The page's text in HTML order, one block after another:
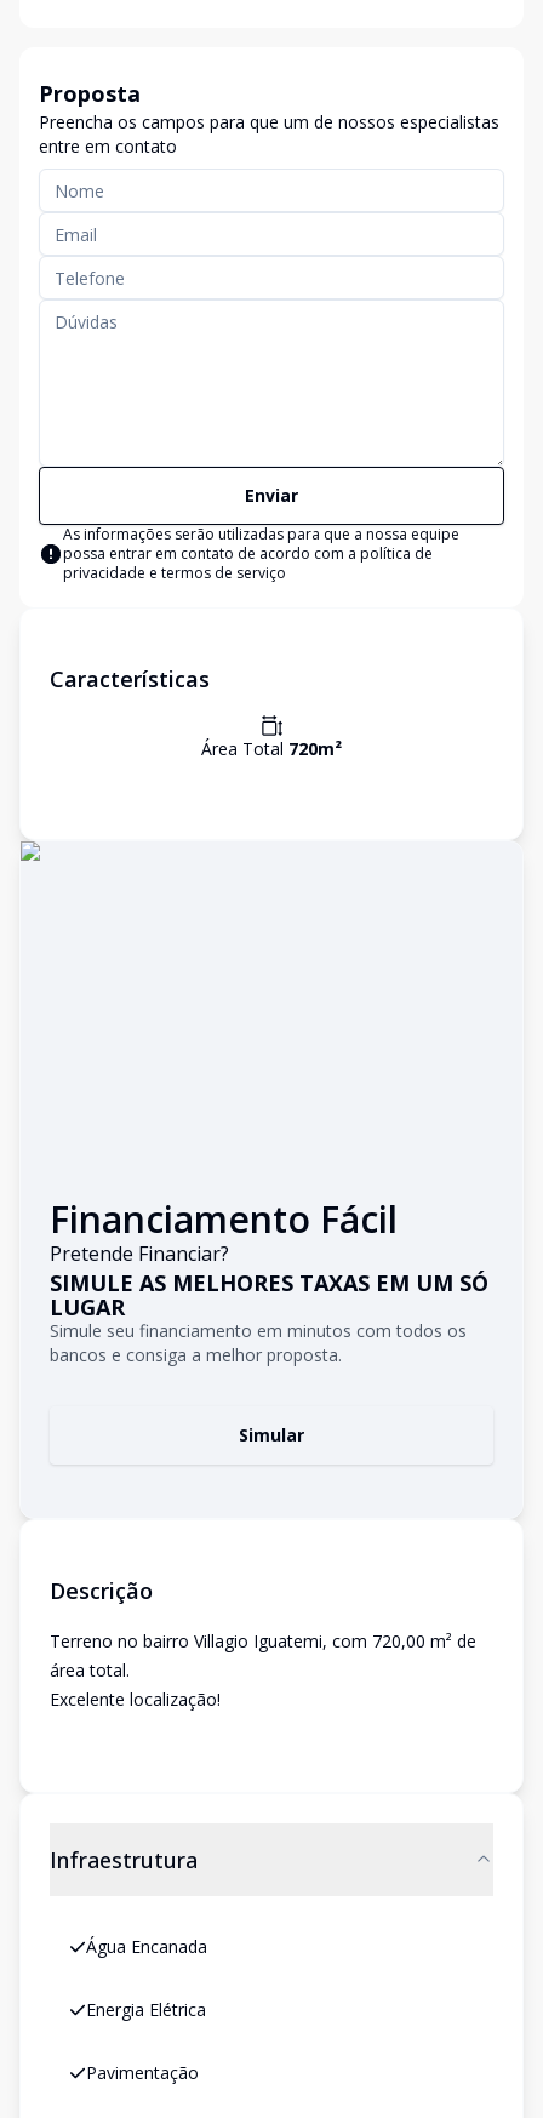
Proposta
Preencha os campos para que um de nossos especialistas
entre em contato
Enviar
As informações serão utilizadas para que a nossa equipe
possa entrar em contato de acordo com a política de
privacidade e termos de serviço
Características
Área Total 720m²
Financiamento Fácil
Pretende Financiar?
SIMULE AS MELHORES TAXAS EM UM SÓ
LUGAR
Simule seu financiamento em minutos com todos os
bancos e consiga a melhor proposta.
Simular
Descrição
Terreno no bairro Villagio Iguatemi, com 720,00 m² de
área total.
Excelente localização!
Infraestrutura
Água Encanada
Energia Elétrica
Pavimentação